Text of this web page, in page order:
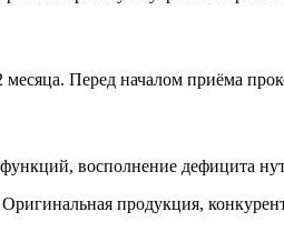
Перед началом приёма
восполнение дефицита
продукция,